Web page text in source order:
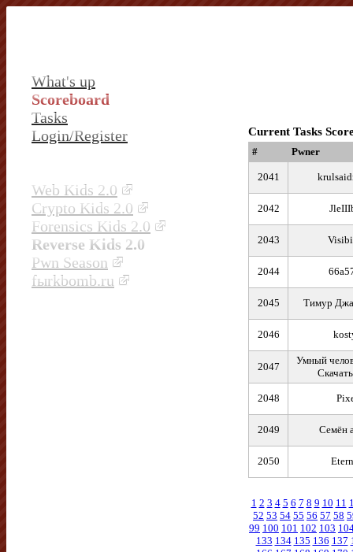
What's up
Scoreboard
Tasks
Login/Register
Web Kids 2.0
Crypto Kids 2.0
Forensics Kids 2.0
Reverse Kids 2.0
Pwn Season
fыrkbomb.ru
Current Tasks
# Pwner
2041
2042
2043
2044
2045 Тимур
2046
2047
Умный
2048
2049 Семён
2050
1 2 3 4 5 6 7 8 9 10 11
52 53 54 55 56 57 58
99 100 101 102 103
133 134 135 136 137